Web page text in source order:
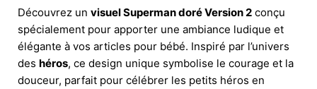
Découvrez un visuel Superman doré Version 2 conçu
spécialement pour apporter une ambiance ludique et
élégante à vos articles pour bébé. Inspiré par l’univers
des héros, ce design unique symbolise le courage et la
douceur, parfait pour célébrer les petits héros en